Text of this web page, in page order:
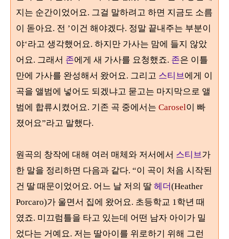
지는 순간이었어요. 그걸 말하려고 하면 지금도 소름
이 돋아요. 전 ’이건 해야겠다. 정말 끝내주는 부분이
야‘라고 생각했어요. 하지만 가사는 맘에 들지 않았
어요. 그래서 존에게 새 가사를 요청했죠. 존은 이틀
만에 가사를 완성해서 왔어요. 그리고 스티브에게 이
곡을 앨범에 넣어도 되겠냐고 묻고는 마지막으로 앨
범에 합류시켰어요. 기존 곡 중에서는 Carosel이 빠
졌어요”라고 말했다.
원곡의 창작에 대해 여러 매체와 저서에서 스티브가
한 말을 정리하면 다음과 같다. “이 곡이 처음 시작된
건 딸 때문이었어요. 어느 날 저의 딸 헤더(Heather
Porcaro)가 울면서 집에 왔어요. 초등학교 1학년 때
였죠. 미끄럼틀을 타고 있는데 어떤 남자 아이가 밀
었다는 거예요. 저는 딸아이를 위로하기 위해 그런